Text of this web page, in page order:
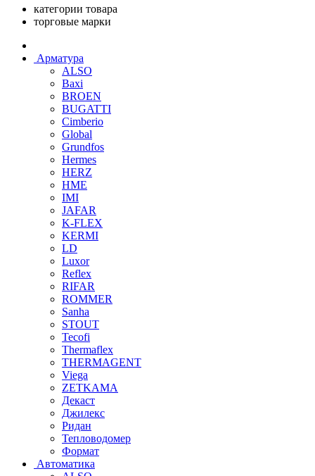
категории товара
торговые марки
Арматура
ALSO
Baxi
BROEN
BUGATTI
Cimberio
Global
Grundfos
Hermes
HERZ
HME
IMI
JAFAR
K-FLEX
KERMI
LD
Luxor
Reflex
RIFAR
ROMMER
Sanha
STOUT
Tecofi
Thermaflex
THERMAGENT
Viega
ZETKAMA
Декаст
Джилекс
Ридан
Тепловодомер
Формат
Автоматика